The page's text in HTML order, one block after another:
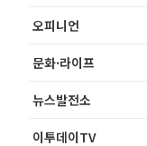
오피니언
문화·라이프
뉴스발전소
이투데이TV